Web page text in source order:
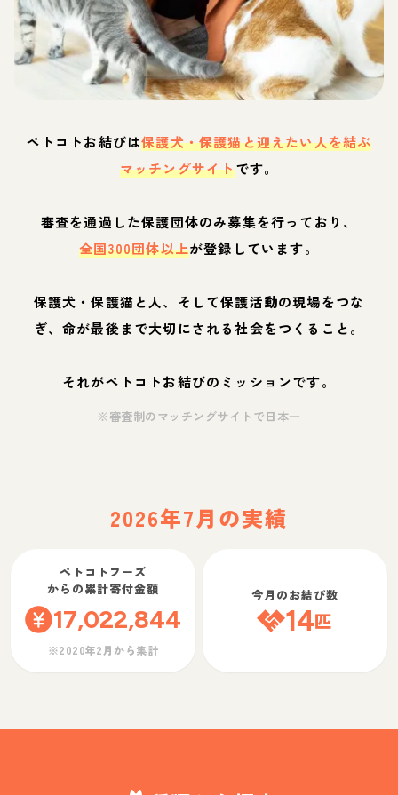
ペトコトお結びは保護犬・保護猫と迎えたい人を結ぶ
マッチングサイトです。
審査を通過した保護団体のみ募集を行っており、
全国300団体以上が登録しています。
保護犬・保護猫と人、そして保護活動の現場をつな
ぎ、命が最後まで大切にされる社会をつくること。
それがペトコトお結びのミッションです。
※審査制のマッチングサイトで日本一
2026年7月の実績
ペトコトフーズ
からの累計寄付金額
17,022,844
※2020年2月から集計
今月のお結び数
14匹